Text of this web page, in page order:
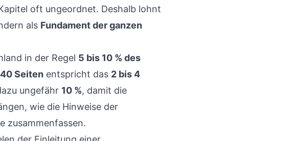
oft ungeordnet. Deshalb lohnt
als Fundament der ganzen
in der Regel 5 bis 10 % des
40 Seiten entspricht das 2 bis 4
ungefähr 10 %, damit die
wie die Hinweise der
zusammenfassen.